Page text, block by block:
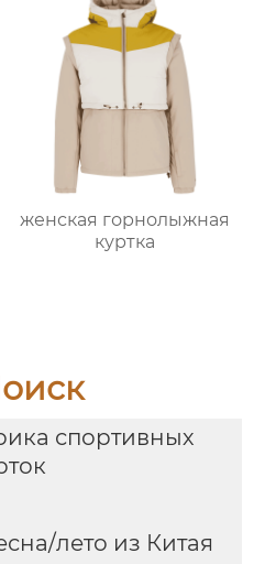
женская горнолыжная
куртка
спортивных
лето из Китая